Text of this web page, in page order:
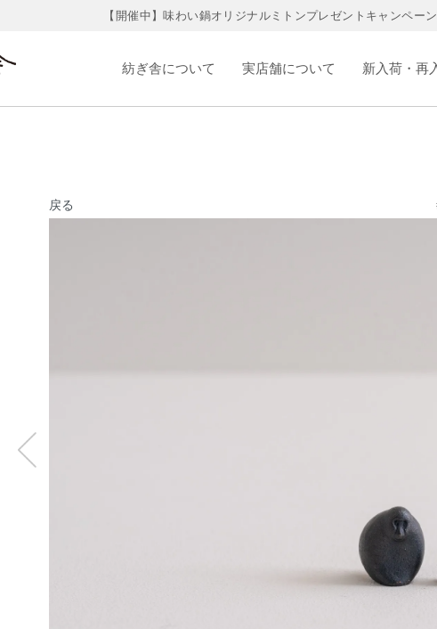
【開催中】味わい鍋オリジナルミトンプレゼントキャンペー
紡ぎ舎について 実店舗について 新入荷・再
戻る